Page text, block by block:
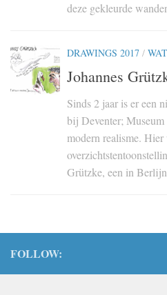
deze gekleurde
DRAWINGS 2017 /
Johannes
Sinds 2 jaar is er een
bij Deventer;
modern realisme. Hier
Grützke, een in
FOLLOW: